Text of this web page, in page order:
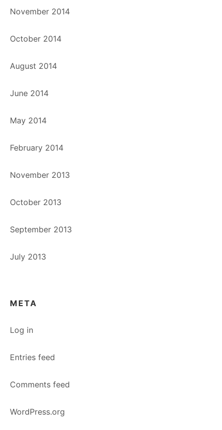
November 2014
October 2014
August 2014
June 2014
May 2014
February 2014
November 2013
October 2013
September 2013
July 2013
META
Log in
Entries feed
Comments feed
WordPress.org